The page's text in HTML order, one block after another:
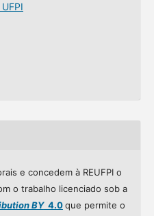
e concedem à REUFPI o
o trabalho licenciado sob a
BY4.0que permite o